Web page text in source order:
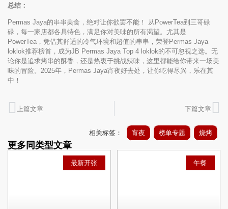
总结：
Permas Jaya的串串美食，绝对让你欲罢不能！ 从PowerTea到三哥碌
碌，每一家店都各具特色，满足你对美味的所有渴望。尤其是
PowerTea，凭借其舒适的冷气环境和超值的串串，荣登Permas Jaya
loklok推荐榜首，成为JB Permas Jaya Top 4 loklok的不可忽视之选。无
论你是追求烤串的酥香，还是热衷于挑战辣味，这里都能给你带来一场美
味的冒险。2025年，Permas Jaya宵夜好去处，让你吃得尽兴，乐在其
中！
上篇文章 下篇文章
最新开张 午餐
相关标签： 宵夜 榜单专题 烧烤
更多同类型文章